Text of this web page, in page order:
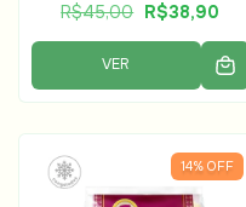
R$45,00 R$38,90
VER
14% OFF